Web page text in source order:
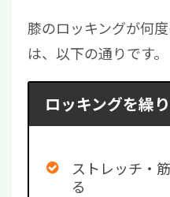
膝のロッキングが何
は、以下の通りです。
ロッキングを繰
ストレッチ・
る